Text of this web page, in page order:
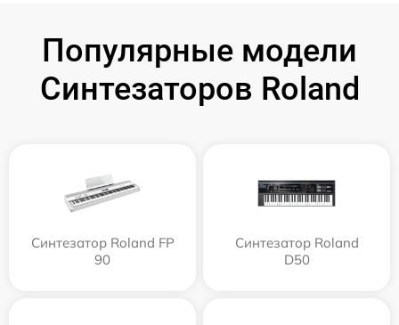
Популярные модели
Синтезаторов Roland
Синтезатор Roland FP
90
Синтезатор Roland
D50